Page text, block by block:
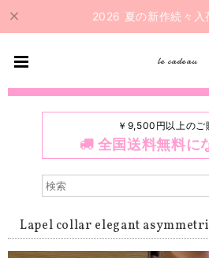
2026 夏の新作続々入
le cadeau
￥9,500円以上のご
全国送料無料に
Lapel collar elegant